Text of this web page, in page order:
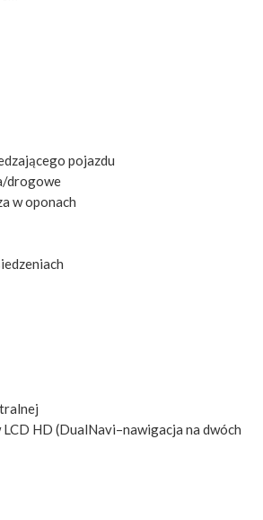
pojazdu
drogowe
w oponach
HD (DualNavi–nawigacja na dwóch